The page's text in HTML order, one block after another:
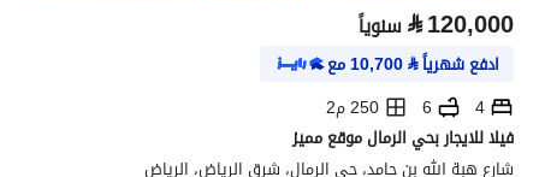
⃁120,000 سنوياً
ادفع شهرياً⃁
10,700مع
4
6
250 م2
فيلا للايجار بحي الرمال موقع مميز
شارع هبة الله بن حامد، حي الرمال، شرق الرياض، الرياض